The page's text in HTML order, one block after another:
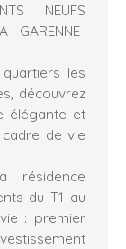
NEUFS
GARENNE-
les
découvrez
élégante et
de vie
résidence
du T1 au
: premier